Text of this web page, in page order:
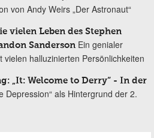
von Andy Weirs „Der Astronaut“
vielen Leben des Stephen
Sanderson Ein genialer
vielen halluzinierten Persönlichkeiten
„It: Welcome to Derry“ - In der
Depression“ als Hintergrund der 2.